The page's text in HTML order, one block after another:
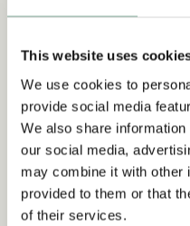
This website uses
We use cookies to
provide social media
We also share
our social media,
may combine it with other
provided to them or that
of their services.
NEU